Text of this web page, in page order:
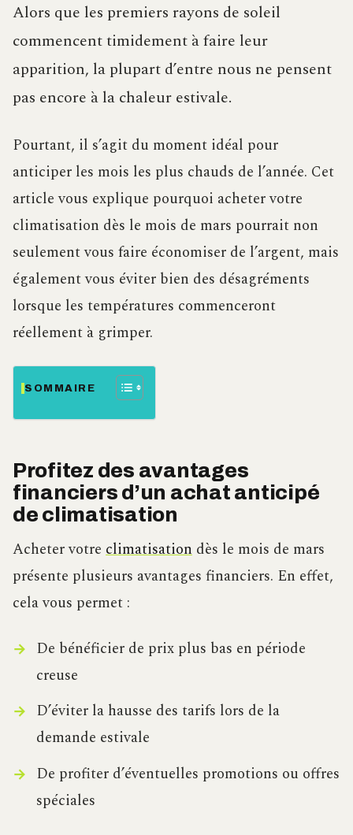
Alors que les premiers rayons de soleil
commencent timidement à faire leur
apparition, la plupart d’entre nous ne pensent
pas encore à la chaleur estivale.
Pourtant, il s’agit du moment idéal pour
anticiper les mois les plus chauds de l’année. Cet
article vous explique pourquoi acheter votre
climatisation dès le mois de mars pourrait non
seulement vous faire économiser de l’argent, mais
également vous éviter bien des désagréments
lorsque les températures commenceront
réellement à grimper.
SOMMAIRE
Profitez des avantages
financiers d’un achat anticipé
de climatisation
Acheter votre climatisation dès le mois de mars
présente plusieurs avantages financiers. En effet,
cela vous permet :
De bénéficier de prix plus bas en période
creuse
D’éviter la hausse des tarifs lors de la
demande estivale
De profiter d’éventuelles promotions ou offres
spéciales